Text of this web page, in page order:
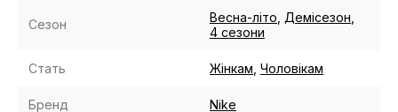
Сезон Весна-літо Демісезон
4 сезони
Стать Жінкам Чоловікам
Бренд Nike